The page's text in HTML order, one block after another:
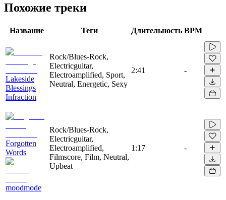
Похожие треки
Название Теги Длительность BPM
Lakeside
Blessings
Infraction
Rock/Blues-Rock,
Electricguitar,
Electroamplified, Sport,
Neutral, Energetic, Sexy
2:41 -
Forgotten
Words
moodmode
Rock/Blues-Rock,
Electricguitar,
Electroamplified,
Filmscore, Film, Neutral,
Upbeat
1:17 -